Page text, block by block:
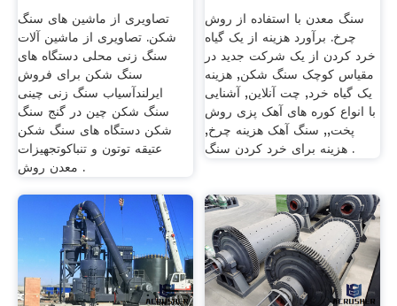
تصاویری از ماشین های سنگ
شکن. تصاویری از ماشین آلات
سنگ زنی محلی دستگاه های
سنگ شکن برای فروش
ایرلندآسیاب سنگ زنی چینی
سنگ شکن چین در گنج سنگ
شکن دستگاه های سنگ شکن
عتیقه توتون و تنباکوتجهیزات
معدن روش .
سنگ معدن با استفاده از روش
چرخ. برآورد هزینه از یک گیاه
خرد کردن از یک شرکت جدید در
مقیاس کوچک سنگ شکن, هزینه
یک گیاه خرد, چت آنلاین, آشنایی
با انواع کوره های آهک پزی روش
پخت,, سنگ آهک هزینه چرخ,
هزینه برای خرد کردن سنگ .